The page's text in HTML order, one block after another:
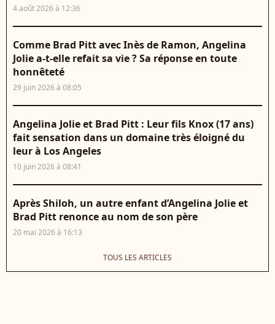
4 août 2026 à 12:36
Comme Brad Pitt avec Inès de Ramon, Angelina
Jolie a-t-elle refait sa vie ? Sa réponse en toute
honnêteté
29 juin 2026 à 08:05
Angelina Jolie et Brad Pitt : Leur fils Knox (17 ans)
fait sensation dans un domaine très éloigné du
leur à Los Angeles
10 juin 2026 à 08:41
Après Shiloh, un autre enfant d’Angelina Jolie et
Brad Pitt renonce au nom de son père
20 mai 2026 à 16:13
TOUS LES ARTICLES